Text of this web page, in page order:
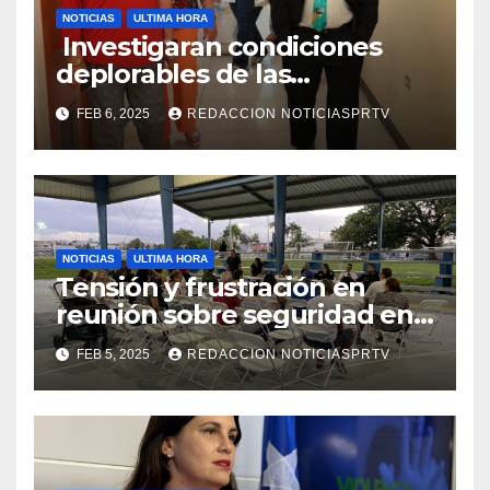
NOTICIAS ULTIMA HORA
Investigaran condiciones
deplorables de las
facilidades el Departamento
de la Salud en Mayagüez
FEB 6, 2025 REDACCION NOTICIASPRTV
NOTICIAS ULTIMA HORA
Tensión y frustración en
reunión sobre seguridad en
Reparto Metropolitano
FEB 5, 2025 REDACCION NOTICIASPRTV